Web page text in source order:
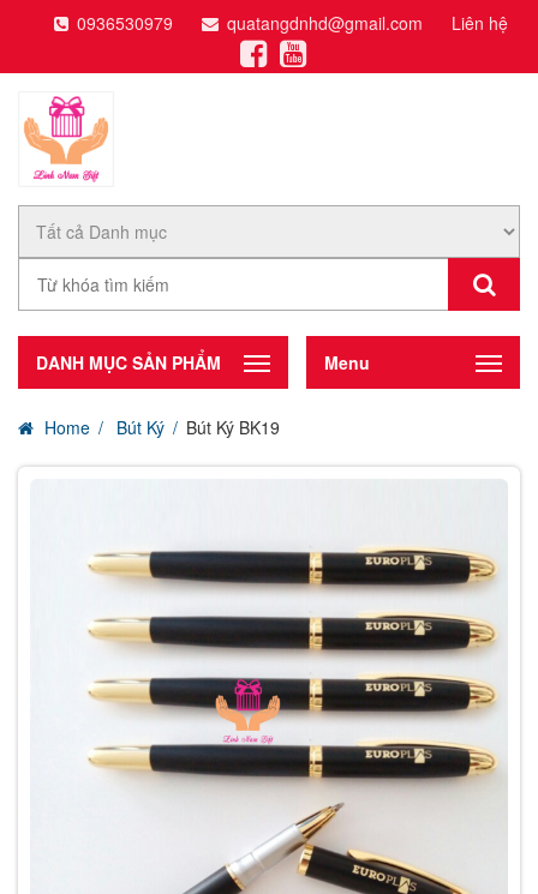
0936530979 quatangdnhd@gmail.com Liên hệ
DANH MỤC SẢN PHẨM Menu
Home Bút Ký Bút Ký BK19